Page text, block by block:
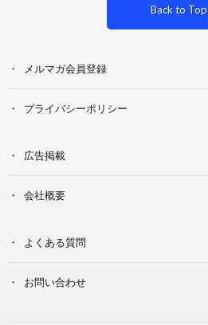
Back to Top
メルマガ会員登録
プライバシーポリシー
広告掲載
会社概要
よくある質問
お問い合わせ